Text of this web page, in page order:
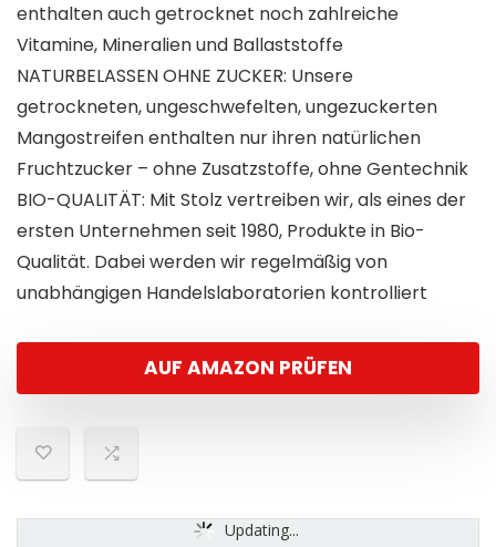
enthalten auch getrocknet noch zahlreiche
Vitamine, Mineralien und Ballaststoffe
NATURBELASSEN OHNE ZUCKER: Unsere
getrockneten, ungeschwefelten, ungezuckerten
Mangostreifen enthalten nur ihren natürlichen
Fruchtzucker – ohne Zusatzstoffe, ohne Gentechnik
BIO-QUALITÄT: Mit Stolz vertreiben wir, als eines der
ersten Unternehmen seit 1980, Produkte in Bio-
Qualität. Dabei werden wir regelmäßig von
unabhängigen Handelslaboratorien kontrolliert
AUF AMAZON PRÜFEN
Updating...